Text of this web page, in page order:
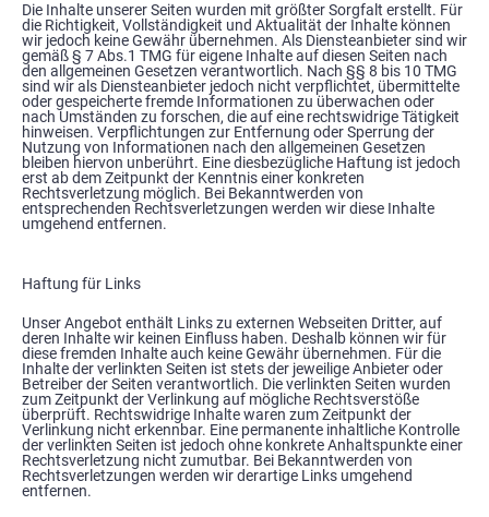
Die Inhalte unserer Seiten wurden mit größter Sorgfalt erstellt. Für
die Richtigkeit, Vollständigkeit und Aktualität der Inhalte können
wir jedoch keine Gewähr übernehmen. Als Diensteanbieter sind wir
gemäß § 7 Abs.1 TMG für eigene Inhalte auf diesen Seiten nach
den allgemeinen Gesetzen verantwortlich. Nach §§ 8 bis 10 TMG
sind wir als Diensteanbieter jedoch nicht verpflichtet, übermittelte
oder gespeicherte fremde Informationen zu überwachen oder
nach Umständen zu forschen, die auf eine rechtswidrige Tätigkeit
hinweisen. Verpflichtungen zur Entfernung oder Sperrung der
Nutzung von Informationen nach den allgemeinen Gesetzen
bleiben hiervon unberührt. Eine diesbezügliche Haftung ist jedoch
erst ab dem Zeitpunkt der Kenntnis einer konkreten
Rechtsverletzung möglich. Bei Bekanntwerden von
entsprechenden Rechtsverletzungen werden wir diese Inhalte
umgehend entfernen.
Haftung für Links
Unser Angebot enthält Links zu externen Webseiten Dritter, auf
deren Inhalte wir keinen Einfluss haben. Deshalb können wir für
diese fremden Inhalte auch keine Gewähr übernehmen. Für die
Inhalte der verlinkten Seiten ist stets der jeweilige Anbieter oder
Betreiber der Seiten verantwortlich. Die verlinkten Seiten wurden
zum Zeitpunkt der Verlinkung auf mögliche Rechtsverstöße
überprüft. Rechtswidrige Inhalte waren zum Zeitpunkt der
Verlinkung nicht erkennbar. Eine permanente inhaltliche Kontrolle
der verlinkten Seiten ist jedoch ohne konkrete Anhaltspunkte einer
Rechtsverletzung nicht zumutbar. Bei Bekanntwerden von
Rechtsverletzungen werden wir derartige Links umgehend
entfernen.